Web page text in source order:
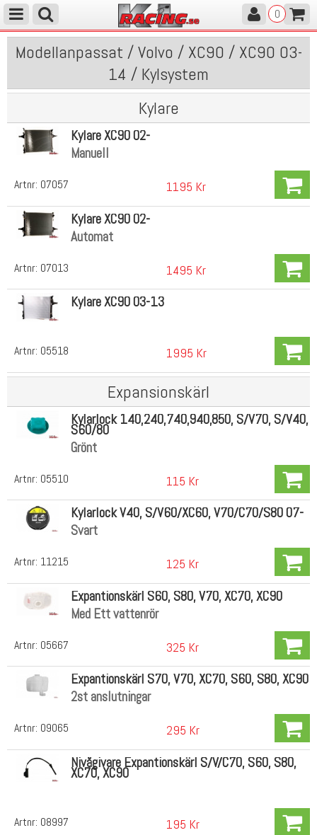
0
Modellanpassat / Volvo / XC90 / XC90 03-
14 / Kylsystem
Kylare
Artnr: 07057
Kylare XC90 02-
Manuell
1195 Kr
Artnr: 07013
Kylare XC90 02-
Automat
1495 Kr
Artnr: 05518
Kylare XC90 03-13
1995 Kr
Expansionskärl
Artnr: 05510
Kylarlock 140,240,740,940,850, S/V70, S/V40,
S60/80
Grönt
115 Kr
Artnr: 11215
Kylarlock V40, S/V60/XC60, V70/C70/S80 07-
Svart
125 Kr
Artnr: 05667
Expantionskärl S60, S80, V70, XC70, XC90
Med Ett vattenrör
325 Kr
Artnr: 09065
Expantionskärl S70, V70, XC70, S60, S80, XC90
2st anslutningar
295 Kr
Artnr: 08997
Nivågivare Expantionskärl S/V/C70, S60, S80,
XC70, XC90
195 Kr